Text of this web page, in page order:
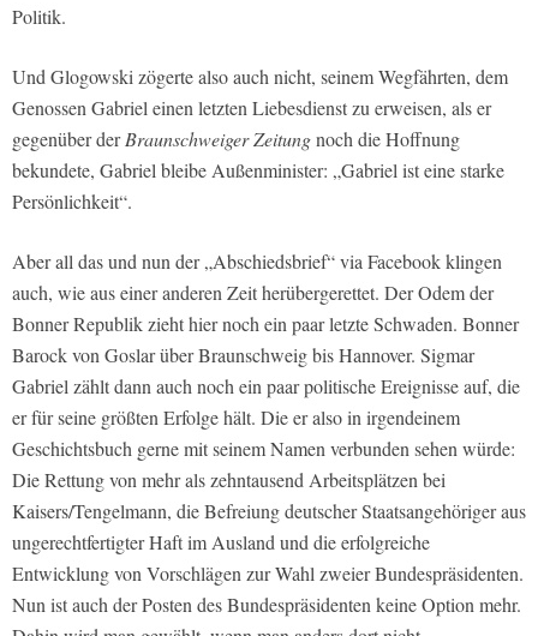
Politik.
Und Glogowski zögerte also auch nicht, seinem Wegfährten, dem
Genossen Gabriel einen letzten Liebesdienst zu erweisen, als er
gegenüber derBraunschweiger Zeitungnoch die Hoffnung
bekundete, Gabriel bleibe Außenminister: „Gabriel ist eine starke
Persönlichkeit“.
Aber all das und nun der „Abschiedsbrief“ via Facebook klingen
auch, wie aus einer anderen Zeit herübergerettet. Der Odem der
Bonner Republik zieht hier noch ein paar letzte Schwaden. Bonner
Barock von Goslar über Braunschweig bis Hannover. Sigmar
Gabriel zählt dann auch noch ein paar politische Ereignisse auf, die
er für seine größten Erfolge hält. Die er also in irgendeinem
Geschichtsbuch gerne mit seinem Namen verbunden sehen würde:
Die Rettung von mehr als zehntausend Arbeitsplätzen bei
Kaisers/Tengelmann, die Befreiung deutscher Staatsangehöriger aus
ungerechtfertigter Haft im Ausland und die erfolgreiche
Entwicklung von Vorschlägen zur Wahl zweier Bundespräsidenten.
Nun ist auch der Posten des Bundespräsidenten keine Option mehr.